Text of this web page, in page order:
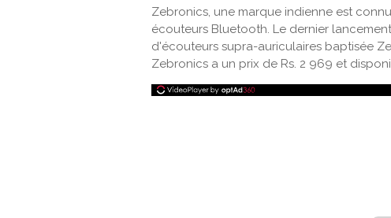
Zebronics, une marque indienne est
écouteurs Bluetooth. Le dernier
d'écouteurs supra-auriculaires baptisée
Zebronics a un prix de Rs. 2 969 et